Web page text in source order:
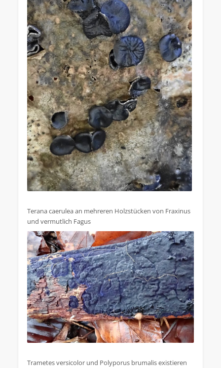
Terana caerulea an mehreren Holzstücken von Fraxinus
und vermutlich Fagus
Trametes versicolor und Polyporus brumalis existieren